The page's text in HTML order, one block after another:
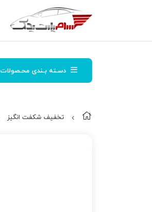
دسـته بـندی محـصولات
تخفیف شکفت انگیز